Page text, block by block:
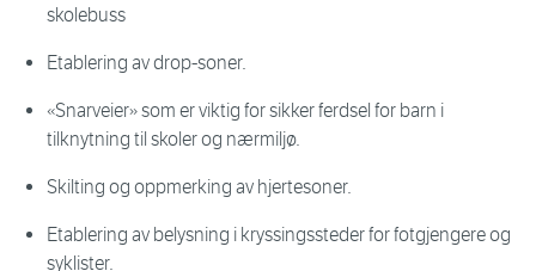
skolebuss
Etablering av drop-soner.
«Snarveier» som er viktig for sikker ferdsel for barn i
tilknytning til skoler og nærmiljø.
Skilting og oppmerking av hjertesoner.
Etablering av belysning i kryssingssteder for fotgjengere og
syklister.